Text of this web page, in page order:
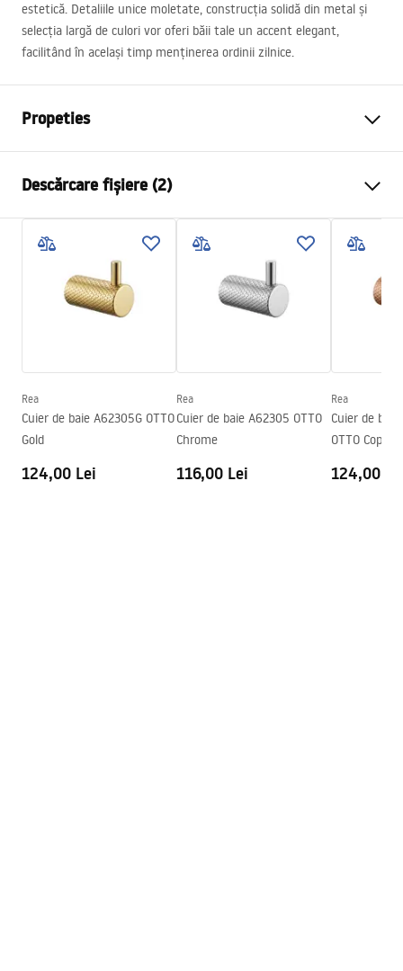
estetică. Detaliile unice moletate, construcția solidă din metal și
selecția largă de culori vor oferi băii tale un accent elegant,
facilitând în același timp menținerea ordinii zilnice.
Propeties
Material
Metodă de montaj
Cu șuruburi
Latime
595
Inalime
23mm
Adâncime
68mm
Descărcare fișiere (2)
Condiții de garanție
Warranty_Terms_and_Conditions_Accessories_-_24.pdf
Rea
Cuier de baie A62305G OTTO
Gold
124,00 Lei
Rea
Cuier de baie A62305 OTTO
Chrome
116,00 Lei
Rea
Cuier de
OTTO Copper
124,00